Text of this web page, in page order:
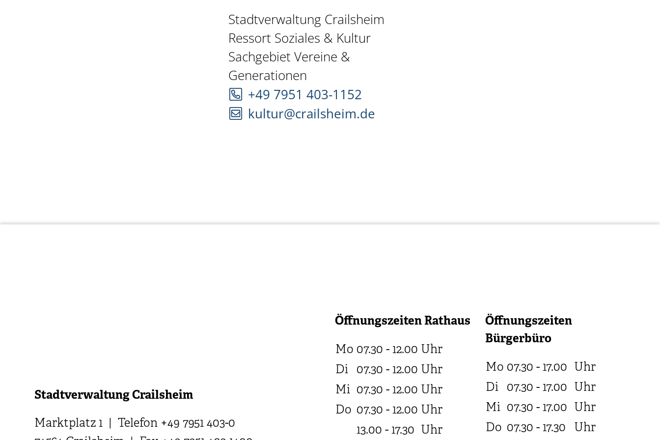
Stadtverwaltung Crailsheim
Ressort Soziales & Kultur
Sachgebiet Vereine &
Generationen
+49 7951 403-1152
kultur@crailsheim.de
Stadtverwaltung Crailsheim
Marktplatz 1 | Telefon +49 7951 403-0
Öffnungszeiten Rathaus
Mo 07.30 - 12.00 Uhr
Di 07.30 - 12.00 Uhr
Mi 07.30 - 12.00 Uhr
Do 07.30 - 12.00 Uhr
13.00 - 17.30 Uhr
Öffnungszeiten
Bürgerbüro
Mo 07.30 - 17.00 Uhr
Di 07.30 - 17.00 Uhr
Mi 07.30 - 17.00 Uhr
Do 07.30 - 17.30 Uhr